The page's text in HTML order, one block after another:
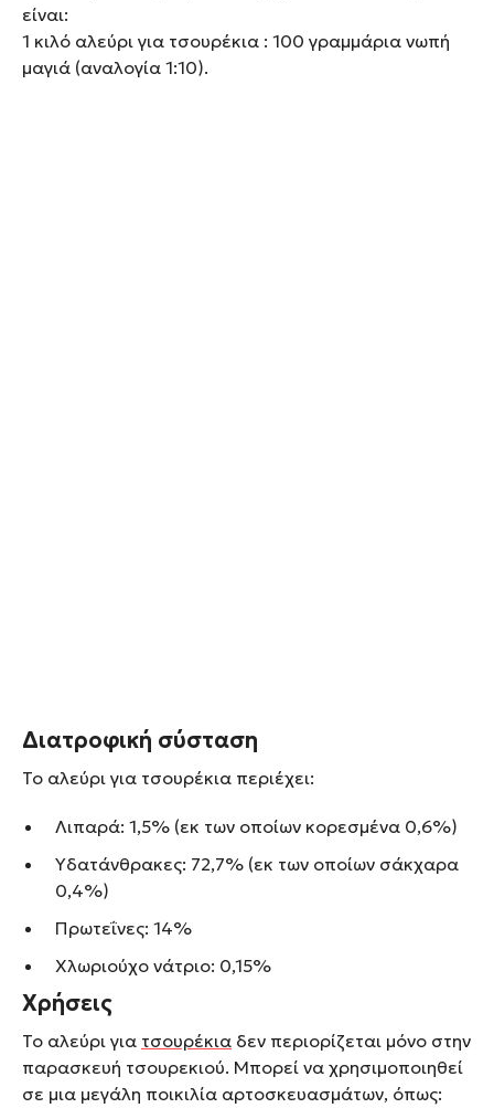
είναι:
1 κιλό αλεύρι για τσουρέκια : 100 γραμμάρια νωπή
μαγιά (αναλογία 1:10).
Διατροφική σύσταση
Το αλεύρι για τσουρέκια περιέχει:
Λιπαρά: 1,5% (εκ των οποίων κορεσμένα 0,6%)
Υδατάνθρακες: 72,7% (εκ των οποίων σάκχαρα
0,4%)
Πρωτεΐνες: 14%
Χλωριούχο νάτριο: 0,15%
Χρήσεις
Το αλεύρι για τσουρέκια δεν περιορίζεται μόνο στην
παρασκευή τσουρεκιού. Μπορεί να χρησιμοποιηθεί
σε μια μεγάλη ποικιλία αρτοσκευασμάτων, όπως: